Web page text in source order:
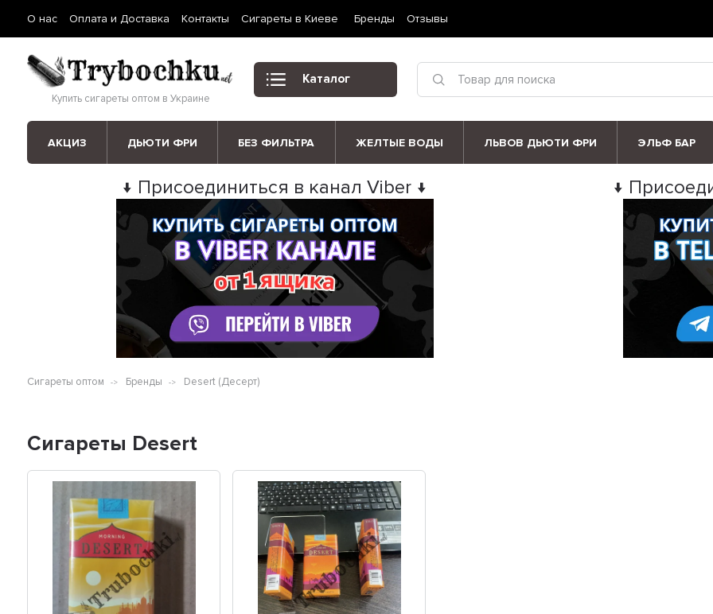
О нас Оплата и Доставка Контакты Сигареты в Киеве Бренды Отзывы
Купить сигареты оптом в Украине
Каталог
АКЦИЗ ДЬЮТИ ФРИ БЕЗ ФИЛЬТРА ЖЕЛТЫЕ ВОДЫ ЛЬВОВ ДЬЮТИ ФРИ ЭЛЬФ БАР
↓ Присоединиться в канал Viber ↓ ↓
Сигареты оптом Бренды Desert (Десерт)
Сигареты Desert